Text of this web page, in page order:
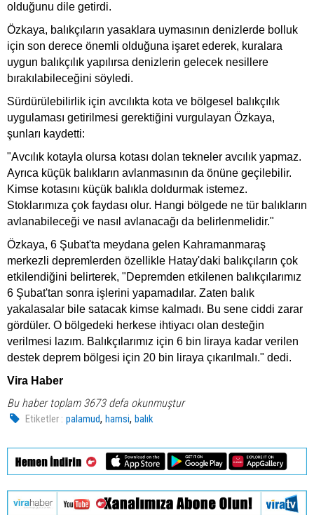
olduğunu dile getirdi.
Özkaya, balıkçıların yasaklara uymasının denizlerde bolluk
için son derece önemli olduğuna işaret ederek, kuralara
uygun balıkçılık yapılırsa denizlerin gelecek nesillere
bırakılabileceğini söyledi.
Sürdürülebilirlik için avcılıkta kota ve bölgesel balıkçılık
uygulaması getirilmesi gerektiğini vurgulayan Özkaya,
şunları kaydetti:
"Avcılık kotayla olursa kotası dolan tekneler avcılık yapmaz.
Ayrıca küçük balıkların avlanmasının da önüne geçilebilir.
Kimse kotasını küçük balıkla doldurmak istemez.
Stoklarımıza çok faydası olur. Hangi bölgede ne tür balıkların
avlanabileceği ve nasıl avlanacağı da belirlenmelidir."
Özkaya, 6 Şubat'ta meydana gelen Kahramanmaraş
merkezli depremlerden özellikle Hatay'daki balıkçıların çok
etkilendiğini belirterek, "Depremden etkilenen balıkçılarımız
6 Şubat'tan sonra işlerini yapamadılar. Zaten balık
yakalasalar bile satacak kimse kalmadı. Bu sene ciddi zarar
gördüler. O bölgedeki herkese ihtiyacı olan desteğin
verilmesi lazım. Balıkçılarımız için 6 bin liraya kadar verilen
destek deprem bölgesi için 20 bin liraya çıkarılmalı." dedi.
Vira Haber
Bu haber toplam 3673 defa okunmuştur
Etiketler : palamud,hamsi,balık